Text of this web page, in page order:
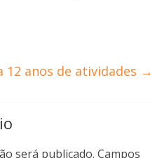
12 anos de atividades →
será publicado. Campos